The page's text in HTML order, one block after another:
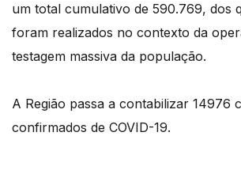
um total cumulativo de 590.769, dos
foram realizados no contexto da
testagem massiva da população.
A Região passa a contabilizar 14976
confirmados de COVID-19.